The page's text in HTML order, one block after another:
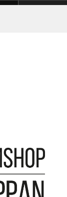
Reihener
Weitere